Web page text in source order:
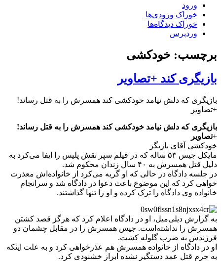
ورود
خوراک ورودی‌ها
خوراک دیدگاه‌ها
وردپرس
برچسب: خودکشی
بازیگری کند +تصاویر
بازیگری که دلش نیامد خودکشی کند همسرش را به قتل رساند!
+تصاویر
بازیگری که دلش نیامد خودکشی کند همسرش را به قتل رساند!
+تصاویر
خودکشی آقای بازیگر
مایکل جیس ۵۳ ساله که در فیلم سپر نقش پلیس را ایفا می‌کرد به
دلیل قتل همسرش به ۴۰ سال زندان محکوم شد.
در جلسه دادگاه در حالی که او گریه می‌کرد از خانواده‌اش معذرت
خواهی کرد که این موضوع باعث دعوا در دادگاه شد و سرانجام
خانواده وی دادگاه را ترک کرده و او را تنها گذاشتند.
به گزارش دیلی‌میل، او در دادگاه اعلام کرد که هرگز قصد کشتن
همسرش را نداشته‌است. جیس همسرش را در مقابل چشمان دو
فرزندش به ضرب گلوله کشت.
او در دادگاه از خانواده همسرش هم عذرخواهی کرد و به علت اینکه
به جرم قتل عمد دستگیر نشده ابراز خشنودی کرد.